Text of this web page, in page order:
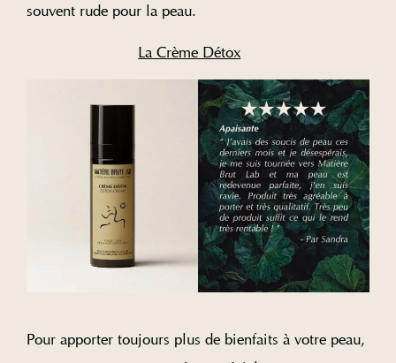
souvent rude pour la peau.
La Crème Détox
Pour apporter toujours plus de bienfaits à votre peau,